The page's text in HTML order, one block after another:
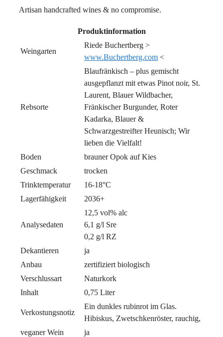
Artisan handcrafted wines & no compromise.
Produktinformation
Weingarten
Riede Buchertberg >
www.Buchertberg.com <
Rebsorte
Blaufränkisch – plus gemischt
ausgepflanzt mit etwas Pinot noir, St.
Laurent, Blauer Wildbacher,
Fränkischer Burgunder, Roter
Kadarka, Blauer &
Schwarzgestreifter Heunisch; Wir
lieben die Vielfalt!
Boden
brauner Opok auf Kies
Geschmack
trocken
Trinktemperatur
16-18°C
Lagerfähigkeit
2036+
Analysedaten
12,5 vol% alc
6,1 g/l Sre
0,2 g/l RZ
Dekantieren
ja
Anbau
zertifiziert biologisch
Verschlussart
Naturkork
Inhalt
0,75 Liter
Verkostungsnotiz
Ein dunkles rubinrot im Glas.
Hibiskus, Zwetschkenröster, rauchig,
veganer Wein
ja